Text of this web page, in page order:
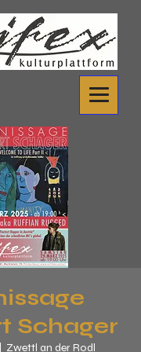
Schager
Zwettl an der Rodl